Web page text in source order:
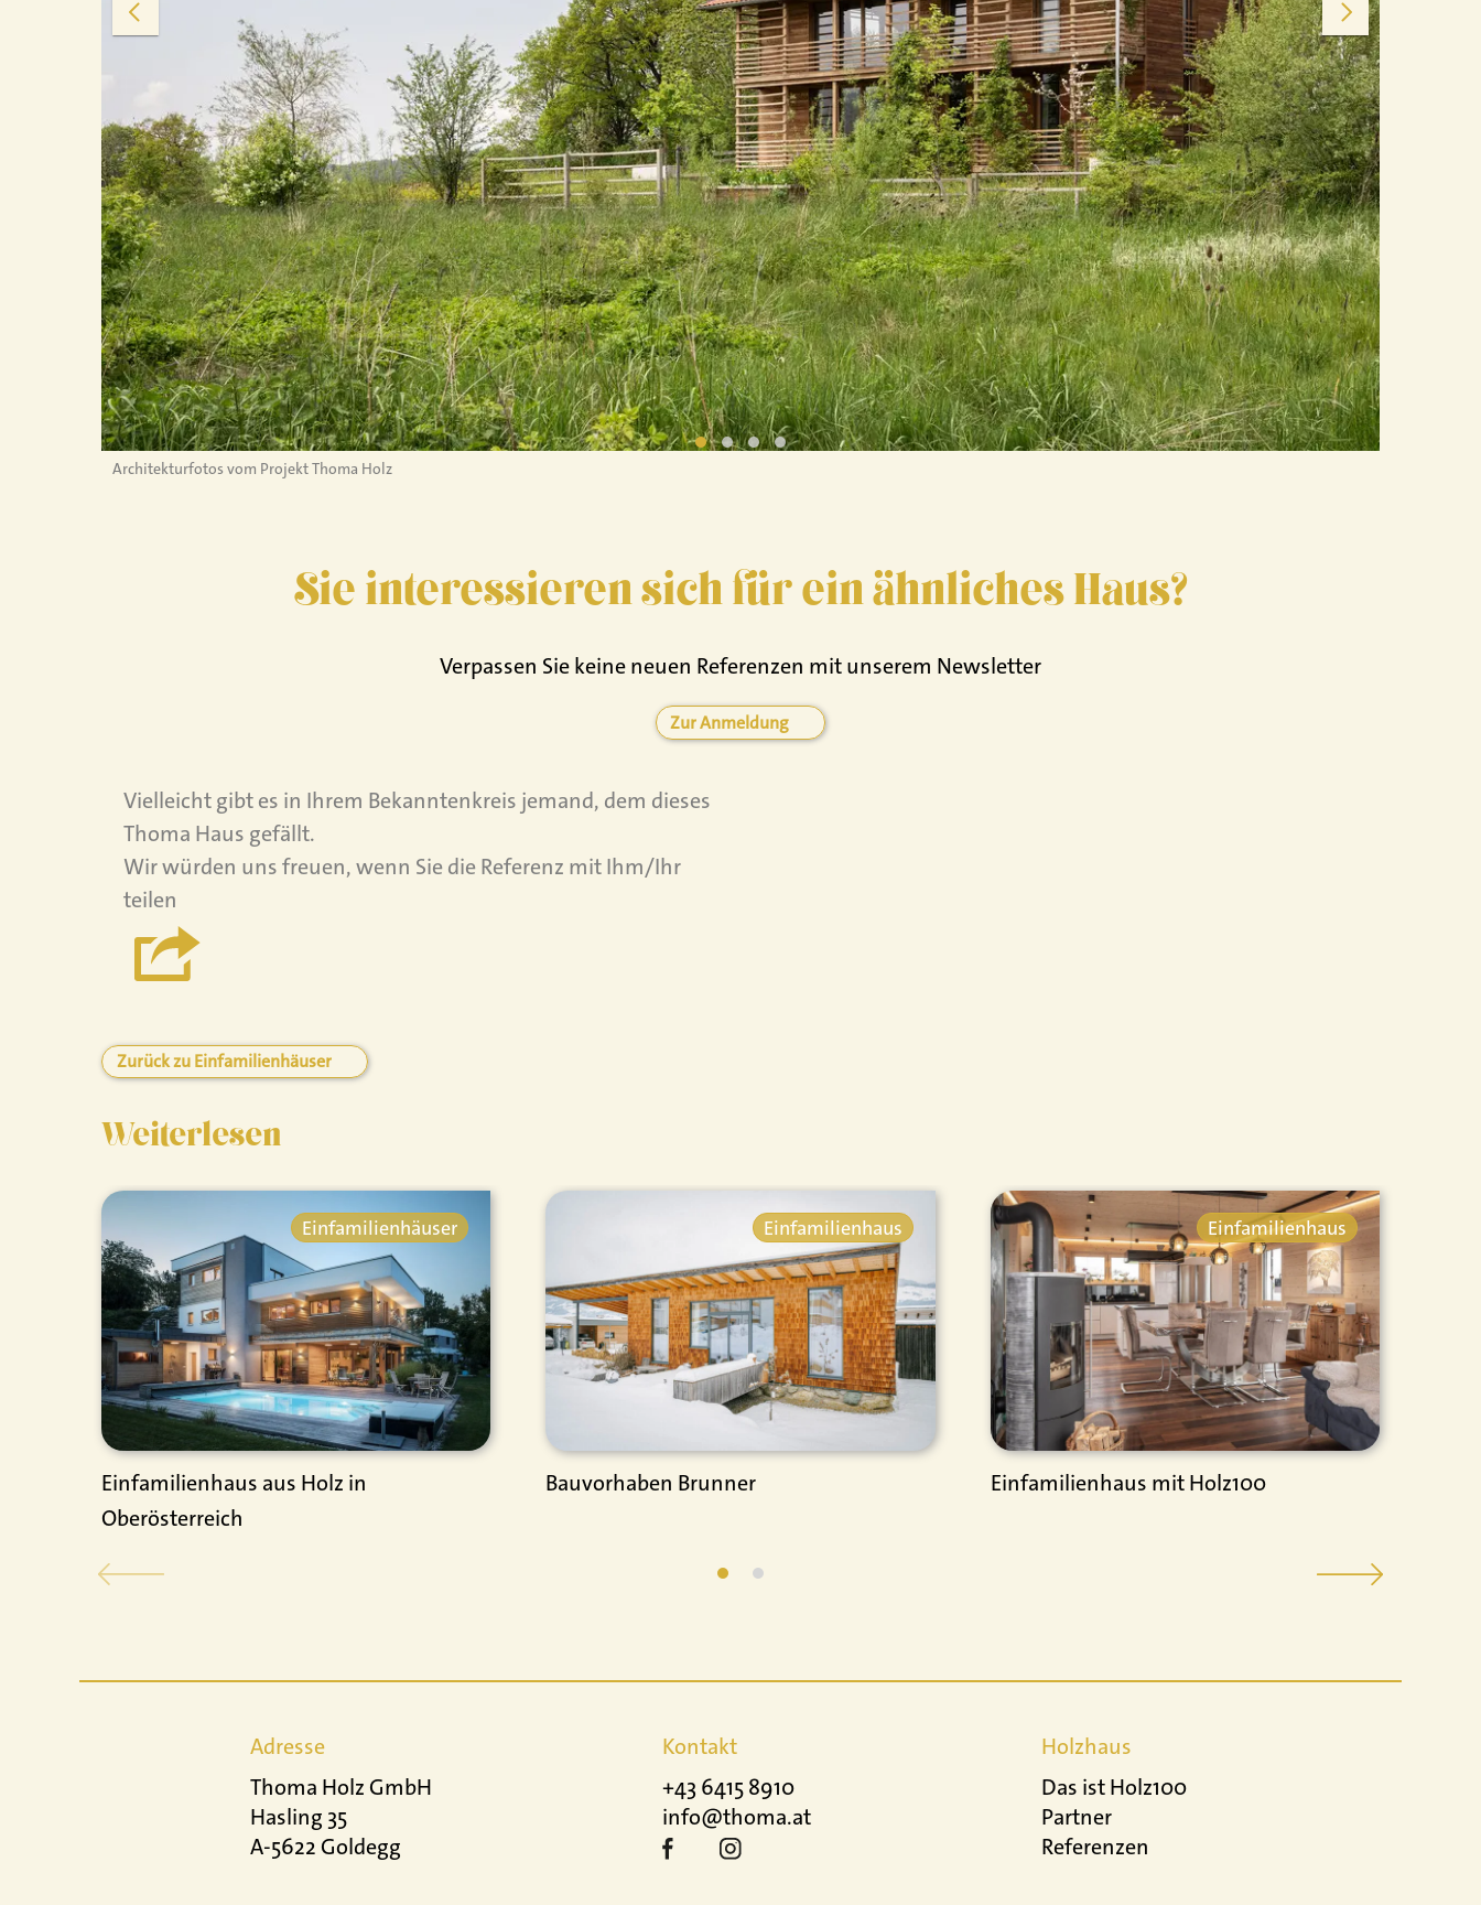
Architekturfotos vom Projekt Thoma Holz
Sie interessieren sich für ein ähnliches Haus?
Verpassen Sie keine neuen Referenzen mit unserem Newsletter
Zur Anmeldung
Vielleicht gibt es in Ihrem Bekanntenkreis jemand, dem dieses
Thoma Haus gefällt.
Wir würden uns freuen, wenn Sie die Referenz mit Ihm/Ihr
teilen
Zurück zu Einfamilienhäuser
Weiterlesen
Einfamilienhäuser
Einfamilienhaus aus Holz in
Oberösterreich
Einfamilienhaus
Bauvorhaben Brunner
Einfamilienhaus
Einfamilienhaus mit Holz100
Adresse
Thoma Holz GmbH
Hasling 35
A-5622 Goldegg
Kontakt
+43 6415 8910
info@thoma.at
Holzhaus
Das ist Holz100
Partner
Referenzen